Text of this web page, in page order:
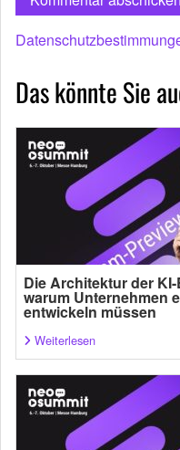
Das könnte Sie
Die Architektur der
warum Unternehmen
entwickeln müssen
Weiterlesen